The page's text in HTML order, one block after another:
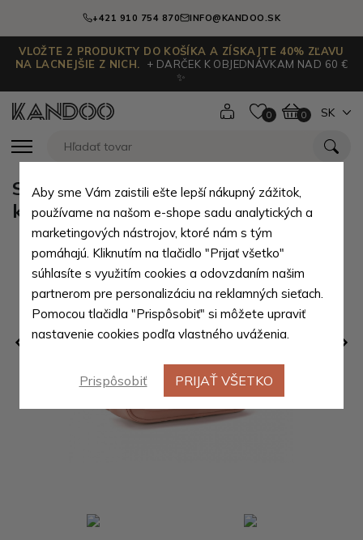
+421 910 754 870 INFO@KANDOO.SK
VLOŽTE 2 PRODUKTY DO KOŠÍKA A ZÍSKAJTE 40% ZĽAVU
NA LACNEJŠIE Z NICH.
+ DARČEK K OBJEDNÁVKAM NAD 60 €
✨
0 0 SK
Svetloružový vodeodolný
kozmetický organizér Vesperine
Aby sme Vám zaistili ešte lepší nákupný zážitok,
používame na našom e-shope sadu analytických a
marketingových nástrojov, ktoré nám s tým
pomáhajú. Kliknutím na tlačidlo "Prijať všetko"
súhlasíte s využitím cookies a odovzdaním našim
partnerom pre personalizáciu na reklamných sieťach.
Pomocou tlačidla "Prispôsobiť" si môžete upraviť
nastavenie cookies podľa vlastného uváženia.
Prispôsobiť PRIJAŤ VŠETKO